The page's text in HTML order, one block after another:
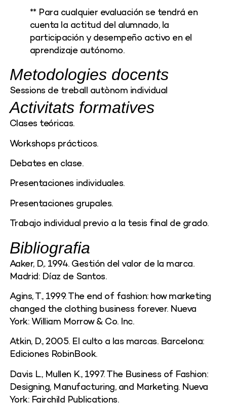
** Para cualquier evaluación se tendrá en
cuenta la actitud del alumnado, la
participación y desempeño activo en el
aprendizaje autónomo.
Metodologies docents
Sessions de treball autònom individual
Activitats formatives
Clases teóricas.
Workshops prácticos.
Debates en clase.
Presentaciones individuales.
Presentaciones grupales.
Trabajo individual previo a la tesis final de grado.
Bibliografia
Aaker, D,. 1994. Gestión del valor de la marca.
Madrid: Díaz de Santos.
Agins, T., 1999. The end of fashion: how marketing
changed the clothing business forever. Nueva
York: William Morrow & Co. Inc.
Atkin, D., 2005. El culto a las marcas. Barcelona:
Ediciones RobinBook.
Davis L., Mullen K., 1997. The Business of Fashion:
Designing, Manufacturing, and Marketing. Nueva
York: Fairchild Publications.